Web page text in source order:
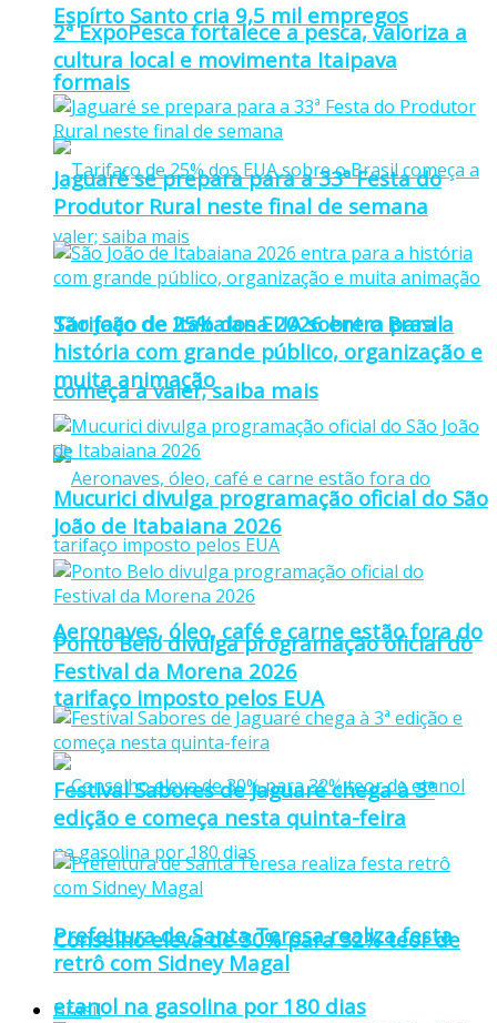
Espírto Santo cria 9,5 mil empregos
formais
Tarifaço de 25% dos EUA sobre o Brasil
começa a valer; saiba mais
Aeronaves, óleo, café e carne estão fora do
tarifaço imposto pelos EUA
Conselho eleva de 30% para 32% teor de
etanol na gasolina por 180 dias
2ª ExpoPesca fortalece a pesca, valoriza a
cultura local e movimenta Itaipava
Jaguaré se prepara para a 33ª Festa do
Produtor Rural neste final de semana
São João de Itabaiana 2026 entra para a
história com grande público, organização e
muita animação
Mucurici divulga programação oficial do São
João de Itabaiana 2026
Ponto Belo divulga programação oficial do
Festival da Morena 2026
Festival Sabores de Jaguaré chega à 3ª
edição e começa nesta quinta-feira
Prefeitura de Santa Teresa realiza festa
retrô com Sidney Magal
Brasil